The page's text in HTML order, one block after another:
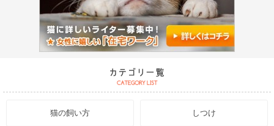
猫の飼い方 しつけ